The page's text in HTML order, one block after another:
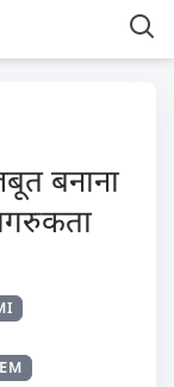
बनाना